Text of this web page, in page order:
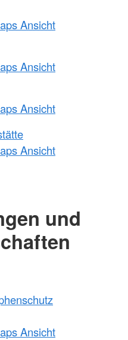
Ansicht
Ansicht
Ansicht
Ansicht
und
Ansicht